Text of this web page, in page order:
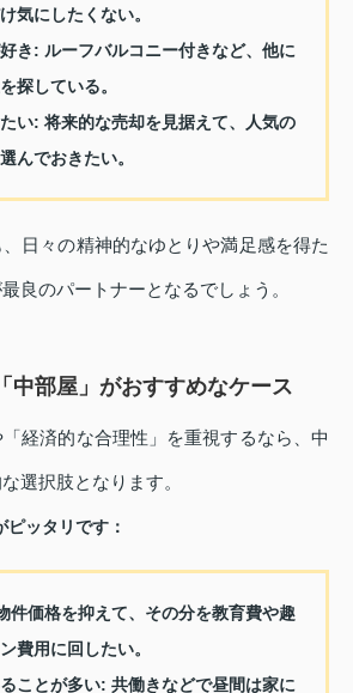
気にしたくない。
き: ルーフバルコニー付きなど、他に
探している。
い: 将来的な売却を見据えて、人気の
んでおきたい。
日々の精神的なゆとりや満足感を得た
良のパートナーとなるでしょう。
中部屋」がおすすめなケース
経済的な合理性」を重視するなら、中
選択肢となります。
ッタリです：
件価格を抑えて、その分を教育費や趣
費用に回したい。
ことが多い: 共働きなどで昼間は家に